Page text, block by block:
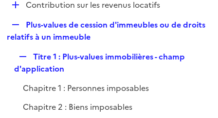
D
l
r
Contribution sur les revenus locatifs
e
l
i
e
Plus-values de cession d'immeubles ou de droits
relatifs à un immeuble
e
l
i
Titre 1 : Plus-values immobilières - champ
d'application
Chapitre 1 : Personnes imposables
Chapitre 2 : Biens imposables